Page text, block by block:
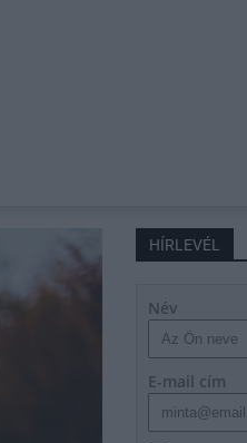
HÍRLEVÉL
Név
E-mail cím